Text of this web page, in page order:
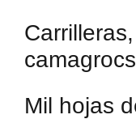
camagrocs
Mil hojas